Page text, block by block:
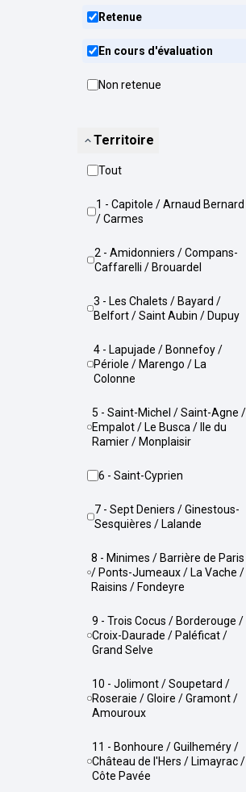
Retenue
En cours d'évaluation
Non retenue
Territoire
Tout
1 - Capitole / Arnaud Bernard
/ Carmes
2 - Amidonniers / Compans-
Caffarelli / Brouardel
3 - Les Chalets / Bayard /
Belfort / Saint Aubin / Dupuy
4 - Lapujade / Bonnefoy /
Périole / Marengo / La
Colonne
5 - Saint-Michel / Saint-Agne /
Empalot / Le Busca / Ile du
Ramier / Monplaisir
6 - Saint-Cyprien
7 - Sept Deniers / Ginestous-
Sesquières / Lalande
8 - Minimes / Barrière de Paris
/ Ponts-Jumeaux / La Vache /
Raisins / Fondeyre
9 - Trois Cocus / Borderouge /
Croix-Daurade / Paléficat /
Grand Selve
10 - Jolimont / Soupetard /
Roseraie / Gloire / Gramont /
Amouroux
11 - Bonhoure / Guilheméry /
Château de l'Hers / Limayrac /
Côte Pavée